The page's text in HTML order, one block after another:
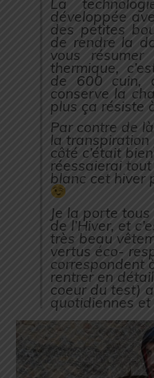
développée
des petites
de rendre la
vous résumer
thermique,
de 600 cuin,
conserve la
plus ça résiste
Par contre de
la transpiration
côté c’était
réessaierai
blanc cet hiver
Je la porte
de l’Hiver, et
très beau
vertus éco-
correspondent
rentrer en
coeur du test)
quotidiennes